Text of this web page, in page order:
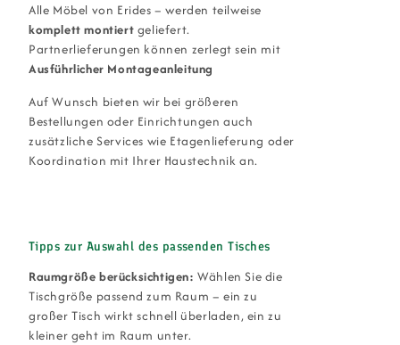
Alle Möbel von Erides – werden teilweise
komplett montiert geliefert.
Partnerlieferungen können zerlegt sein mit
Ausführlicher Montageanleitung
Auf Wunsch bieten wir bei größeren
Bestellungen oder Einrichtungen auch
zusätzliche Services wie Etagenlieferung oder
Koordination mit Ihrer Haustechnik an.
Tipps zur Auswahl des passenden Tisches
Raumgröße berücksichtigen: Wählen Sie die
Tischgröße passend zum Raum – ein zu
großer Tisch wirkt schnell überladen, ein zu
kleiner geht im Raum unter.